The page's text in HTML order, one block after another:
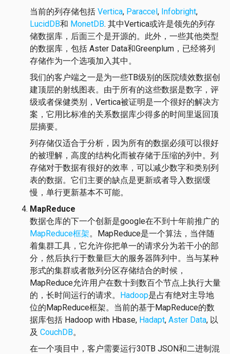
当前的列存储包括 Vertica, Paraccel, Infobright,
LucidDB和 MonetDB. 其中Vertica或许是领先的列存
储数据库，后面三个是开源的。此外，一些其他类型
的数据库，包括 Aster Data和Greenplum，已经将列
存储作为一个选项加入其中。
我们的客户端之一是为一些TB级别的医院绩效数据创
建顶层的射线图表。由于所有的这些数据是数字，评
级或者保健类别，Vertica被证明是一个很好的解决方
案，它用比标准的关系数据库少得多的时间里返回顶
层摘要。
列存储仅适合于分析，因为所有的数据必须可以很好
的被理解，高度的结构化而被存储于压缩的列中。列
存储对于数据有很好的效率，可以减少数字和类别列
表的数据。它们主要的缺点是更新或者导入数据缓
慢，单行更新基本不可能。
MapReduce
数据仓库的下一个创新是google在不到十年前推广的
MapReduce框架。MapReduce是一个算法，当伴随
着集群工具，它允许你把单一的请求分为若干小的部
分，然后执行于数量巨大的服务器阵列中。当与某种
形式的集群或者散列分区存储结合的时候，
MapReduce允许用户在数十到数百个节点上执行大量
的，长时间运行的请求。 Hadoop是占有绝对主导地
位的MapReduce框架。当前的基于MapReduce的数
据库包括 Hadoop with Hbase, Hadapt, Aster Data, 以
及 CouchDB。
在一个项目中，客户需要运行30TB JSON和二进制混